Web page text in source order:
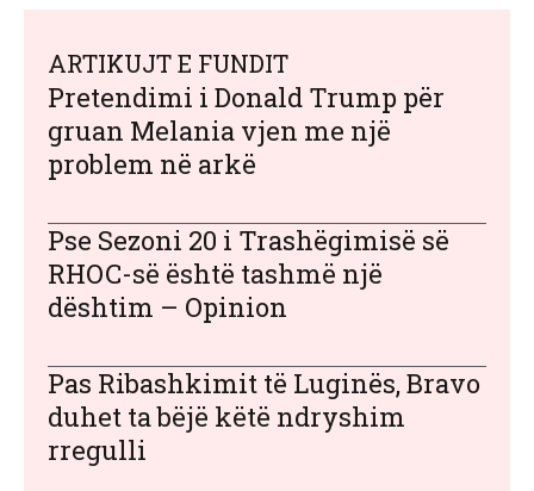
ARTIKUJT E FUNDIT
Pretendimi i Donald Trump për
gruan Melania vjen me një
problem në arkë
Pse Sezoni 20 i Trashëgimisë së
RHOC-së është tashmë një
dështim – Opinion
Pas Ribashkimit të Luginës, Bravo
duhet ta bëjë këtë ndryshim
rregulli